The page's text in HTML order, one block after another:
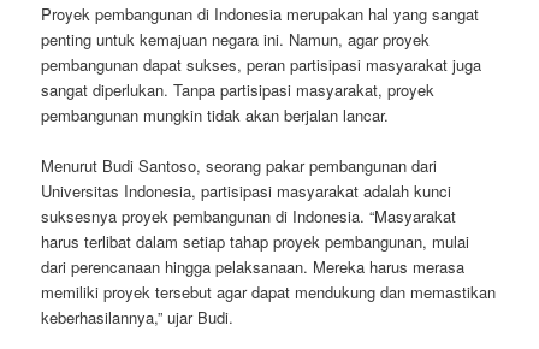
Proyek pembangunan di Indonesia merupakan hal yang sangat
penting untuk kemajuan negara ini. Namun, agar proyek
pembangunan dapat sukses, peran partisipasi masyarakat juga
sangat diperlukan. Tanpa partisipasi masyarakat, proyek
pembangunan mungkin tidak akan berjalan lancar.
Menurut Budi Santoso, seorang pakar pembangunan dari
Universitas Indonesia, partisipasi masyarakat adalah kunci
suksesnya proyek pembangunan di Indonesia. “Masyarakat
harus terlibat dalam setiap tahap proyek pembangunan, mulai
dari perencanaan hingga pelaksanaan. Mereka harus merasa
memiliki proyek tersebut agar dapat mendukung dan memastikan
keberhasilannya,” ujar Budi.